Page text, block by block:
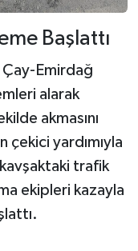
Başlattı
Çay-Emirdağ
alarak
akmasını
çekici yardımıyla
kavşaktaki trafik
ekipleri kazayla